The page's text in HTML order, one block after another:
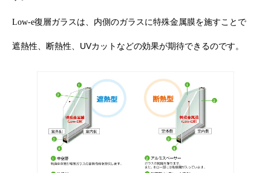
Low-e復層ガラスは、内側のガラスに特殊金属膜を施すことで
遮熱性、断熱性、UVカットなどの効果が期待できるのです。